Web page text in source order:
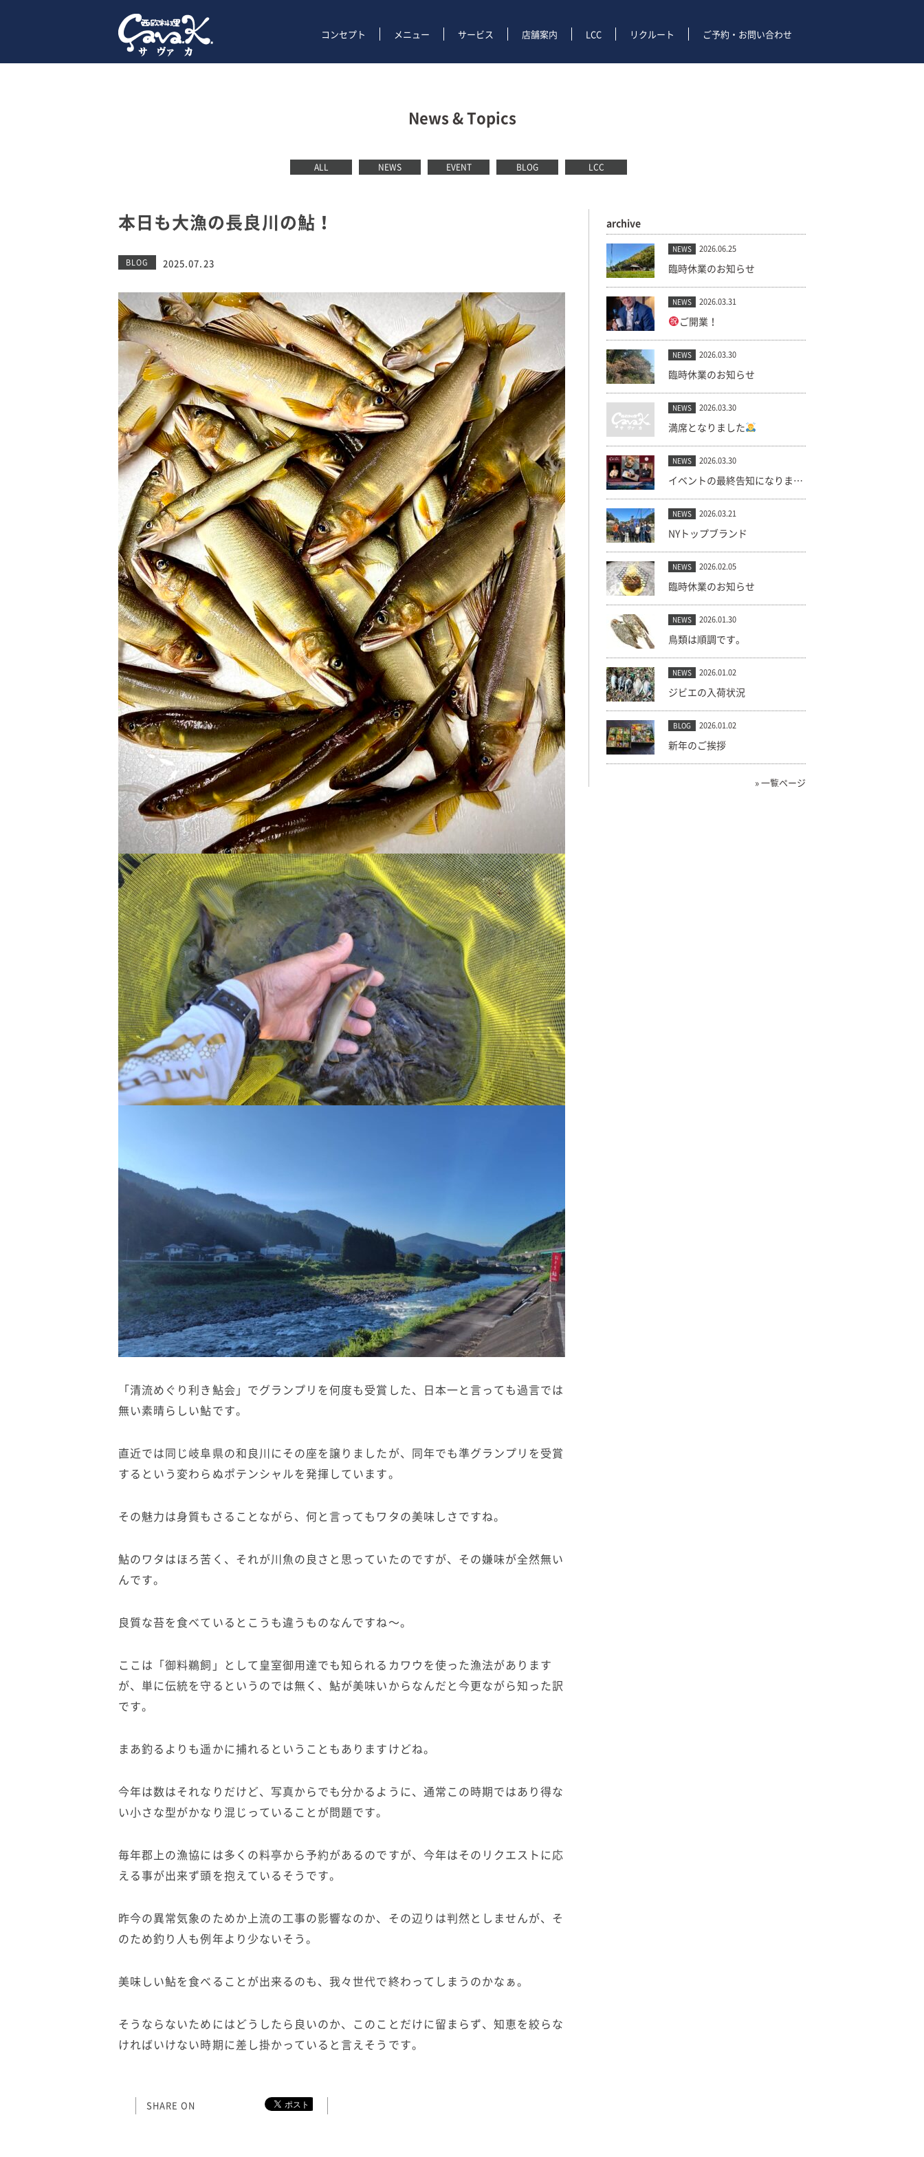
コンセプト メニュー サービス 店舗案内 LCC リクルート ご予約・お問い合わせ
News & Topics
ALL NEWS EVENT BLOG LCC
本日も大漁の長良川の鮎！
BLOG 2025.07.23
「清流めぐり利き鮎会」でグランプリを何度も受賞した、日本一と言っても過言では
無い素晴らしい鮎です。
直近では同じ岐阜県の和良川にその座を譲りましたが、同年でも準グランプリを受賞
するという変わらぬポテンシャルを発揮しています。
その魅力は身質もさることながら、何と言ってもワタの美味しさですね。
鮎のワタはほろ苦く、それが川魚の良さと思っていたのですが、その嫌味が全然無い
んです。
良質な苔を食べているとこうも違うものなんですね〜。
ここは「御料鵜飼」として皇室御用達でも知られるカワウを使った漁法があります
が、単に伝統を守るというのでは無く、鮎が美味いからなんだと今更ながら知った訳
です。
まあ釣るよりも遥かに捕れるということもありますけどね。
今年は数はそれなりだけど、写真からでも分かるように、通常この時期ではあり得な
い小さな型がかなり混じっていることが問題です。
毎年郡上の漁協には多くの料亭から予約があるのですが、今年はそのリクエストに応
える事が出来ず頭を抱えているそうです。
昨今の異常気象のためか上流の工事の影響なのか、その辺りは判然としませんが、そ
のため釣り人も例年より少ないそう。
美味しい鮎を食べることが出来るのも、我々世代で終わってしまうのかなぁ。
そうならないためにはどうしたら良いのか、このことだけに留まらず、知恵を絞らな
ければいけない時期に差し掛かっていると言えそうです。
SHARE ON
archive
NEWS 2026.06.25
臨時休業のお知らせ
NEWS 2026.03.31
ご開業！
NEWS 2026.03.30
臨時休業のお知らせ
NEWS 2026.03.30
満席となりました
NEWS 2026.03.30
イベントの最終告知になります。(キャンセル出ました！)
NEWS 2026.03.21
NYトップブランド
NEWS 2026.02.05
臨時休業のお知らせ
NEWS 2026.01.30
鳥類は順調です。
NEWS 2026.01.02
ジビエの入荷状況
BLOG 2026.01.02
新年のご挨拶
» 一覧ページ